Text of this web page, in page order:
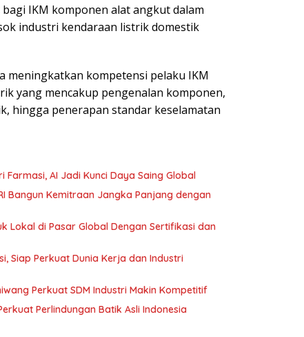
IKM komponen alat angkut dalam
industri kendaraan listrik domestik
meningkatkan kompetensi pelaku IKM
yang mencakup pengenalan komponen,
hingga penerapan standar keselamatan
AI Jadi Kunci Daya Saing Global
Bangun Kemitraan Jangka Panjang dengan
Lokal di Pasar Global Dengan Sertifikasi dan
Siap Perkuat Dunia Kerja dan Industri
Perkuat SDM Industri Makin Kompetitif
Perlindungan Batik Asli Indonesia